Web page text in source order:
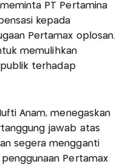
meminta PT Pertamina
kepada
Pertamax oplosan.
memulihkan
terhadap
Anam, menegaskan
jawab atas
segera mengganti
Pertamax